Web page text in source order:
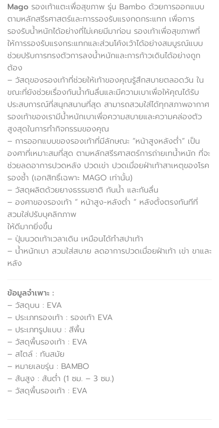
Mago รองเท้าแตะเพื่อสุขภาพ รุ่น Bambo ด้วยการออกแบบ
ตามหลักสรีรศาสตร์และการรองรับแรงกดกระแทก เพื่อการ
รองรับน้ำหนักได้อย่างที่ไม่เคยมีมาก่อน รองเท้าเพื่อสุขภาพที่
ให้การรองรับแรงกระแทกและส่วนโค้งเว้าได้อย่างสมบูรณ์แบบ
ช่วยปรับการทรงตัวการลงน้ำหนักและการก้าวเดินได้อย่างถูก
ต้อง
– วัสดุของรองเท้าที่ช่วยให้เท้าของคุณรู้สึกสบายตลอดวัน ใน
ขณะที่ยังช่วยเรื่องกันน้ำกันลื่นและมีความเบาเพื่อให้คุณได้รับ
ประสบการณ์ที่สนุกสนานที่สุด สามารถสวมใส่ได้ทุกสภาพอากาศ
รองเท้าของเรามีน้ำหนักเบาเพื่อความสบายและความคล่องตัว
สูงสุดในการทำกิจกรรมของคุณ
– การออกแบบของรองเท้าที่มีลักษณะ “หน้าสูงหลังต่ำ” เป็น
องศาที่เหมาะสมที่สุด ตามหลักสรีรศาสตร์การถ่ายเทน้ำหนัก ที่จะ
ช่วยลดอาการปวดหลัง ปวดเข่า ปวดเมื่อยฝ่าเท้าสาเหตุของโรค
รองช้ำ (เอกสิทธิ์เฉพาะ MAGO เท่านั้น)
– วัสดุผลิตด้วยยางธรรมชาติ กันน้ำ และกันลื่น
– องศาของรองเท้า ” หน้าสูง-หลังต่ำ ” หลังตั้งตรงทันทีที่
สวมใส่ปรับบุคลิกภาพ
ให้ดีมากยิ่งขึ้น
– ปุ่มนวดเท้าเวลาเดิน เหมือนได้ทำสปาเท้า
– น้ำหนักเบา สวมใส่สบาย ลดอาการปวดเมื่อยฝ่าเท้า เข่า ขาและ
หลัง
ข้อมูลจำเพาะ :
– วัสดุบน : EVA
– ประเภทรองเท้า : รองเท้า EVA
– ประเภทรูปแบบ : สีพื้น
– วัสดุพื้นรองเท้า : EVA
– สไตล์ : ทันสมัย
– หมายเลขรุ่น : BAMBO
– ส้นสูง : ส้นต่ำ (1 ซม. – 3 ซม.)
– วัสดุพื้นรองเท้า : EVA